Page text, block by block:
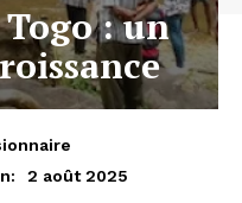
: un
2 août 2025